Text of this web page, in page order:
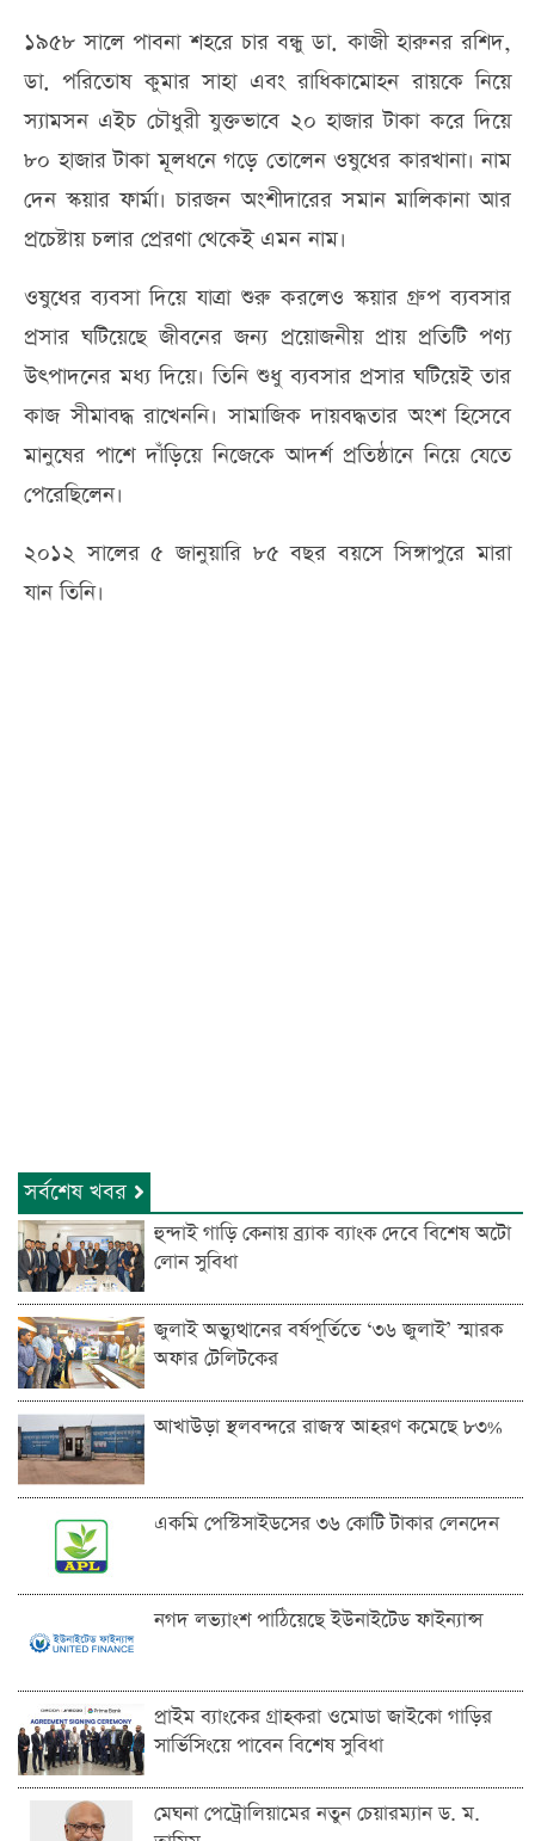
১৯৫৮ সালে পাবনা শহরে চার বন্ধু ডা. কাজী হারুনর রশিদ,
ডা. পরিতোষ কুমার সাহা এবং রাধিকামোহন রায়কে নিয়ে
স্যামসন এইচ চৌধুরী যুক্তভাবে ২০ হাজার টাকা করে দিয়ে
৮০ হাজার টাকা মূলধনে গড়ে তোলেন ওষুধের কারখানা। নাম
দেন স্কয়ার ফার্মা। চারজন অংশীদারের সমান মালিকানা আর
প্রচেষ্টায় চলার প্রেরণা থেকেই এমন নাম।
ওষুধের ব্যবসা দিয়ে যাত্রা শুরু করলেও স্কয়ার গ্রুপ ব্যবসার
প্রসার ঘটিয়েছে জীবনের জন্য প্রয়োজনীয় প্রায় প্রতিটি পণ্য
উৎপাদনের মধ্য দিয়ে। তিনি শুধু ব্যবসার প্রসার ঘটিয়েই তার
কাজ সীমাবদ্ধ রাখেননি। সামাজিক দায়বদ্ধতার অংশ হিসেবে
মানুষের পাশে দাঁড়িয়ে নিজেকে আদর্শ প্রতিষ্ঠানে নিয়ে যেতে
পেরেছিলেন।
২০১২ সালের ৫ জানুয়ারি ৮৫ বছর বয়সে সিঙ্গাপুরে মারা
যান তিনি।
সর্বশেষ খবর
হুন্দাই গাড়ি কেনায় ব্র্যাক ব্যাংক দেবে বিশেষ অটো
লোন সুবিধা
জুলাই অভ্যুত্থানের বর্ষপূর্তিতে ‘৩৬ জুলাই’ স্মারক
অফার টেলিটকের
আখাউড়া স্থলবন্দরে রাজস্ব আহরণ কমেছে ৮৩%
একমি পেস্টিসাইডসের ৩৬ কোটি টাকার লেনদেন
নগদ লভ্যাংশ পাঠিয়েছে ইউনাইটেড ফাইন্যান্স
প্রাইম ব্যাংকের গ্রাহকরা ওমোডা জাইকো গাড়ির
সার্ভিসিংয়ে পাবেন বিশেষ সুবিধা
মেঘনা পেট্রোলিয়ামের নতুন চেয়ারম্যান ড. ম.